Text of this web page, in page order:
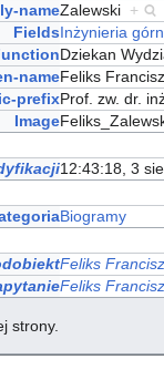
nameZalewski +
FieldsInżynieria
Dziekan
nameFeliks
prefixProf. zw. dr.
Image
12:43:18, 3
Biogramy
Feliks
Feliks
strony.